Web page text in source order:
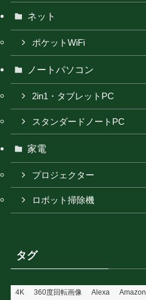
ネット
ポケットWiFi
ノートパソコン
2in1・タブレットPC
スタンダードノートPC
家電
プロジェクター
ロボット掃除機
タグ
4K 360度回転画像 Alexa Amazon